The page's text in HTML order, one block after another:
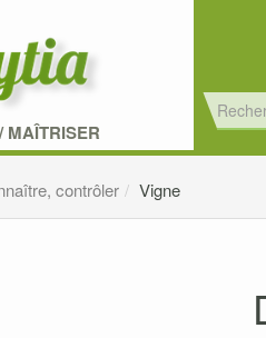
/MAÎTRISER
contrôler Vigne